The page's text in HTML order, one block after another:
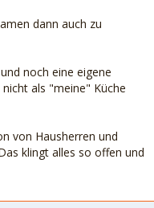
dann auch zu
noch eine eigene
als "meine" Küche
von Hausherren und
klingt alles so offen und